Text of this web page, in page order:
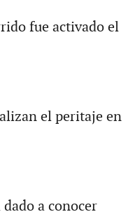
fue activado el
el peritaje en
a conocer